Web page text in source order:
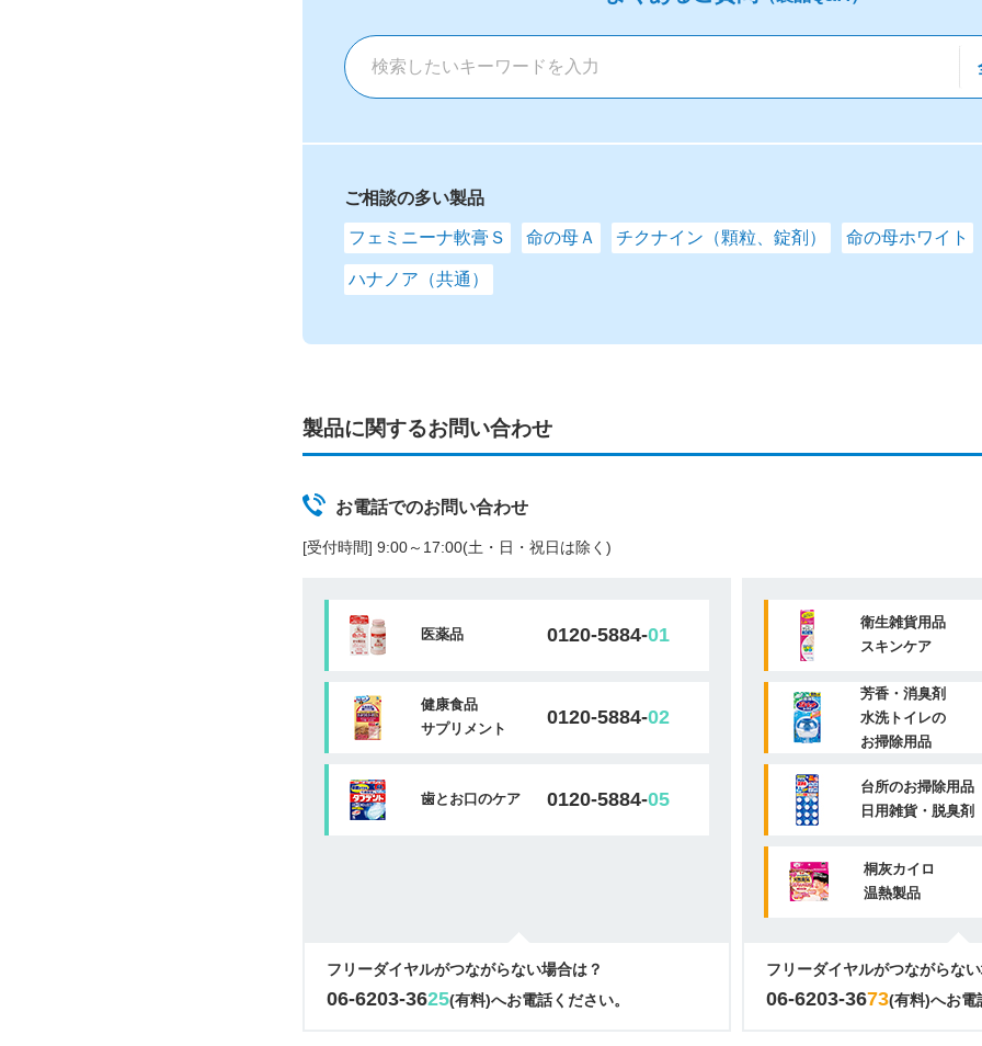
ご相談の多い製品
フェミニーナ軟膏Ｓ 命の母Ａ チクナイン（顆粒、錠剤） 命の母ホワイト
ハナノア（共通）
製品に関するお問い合わせ
お電話でのお問い合わせ
[受付時間] 9:00～17:00(土・日・祝日は除く)
医薬品 0120-5884-01
健康食品
サプリメント
0120-5884-02
歯とお口のケア 0120-5884-05
フリーダイヤルがつながらない場合は？
06-6203-3625(有料)へお電話ください。
衛生雑貨用品
スキンケア
芳香・消臭剤
水洗トイレの
お掃除用品
台所のお掃除用品
日用雑貨・脱臭剤
桐灰カイロ
温熱製品
フリーダイヤルがつながらな
06-6203-3673(有料)へお電